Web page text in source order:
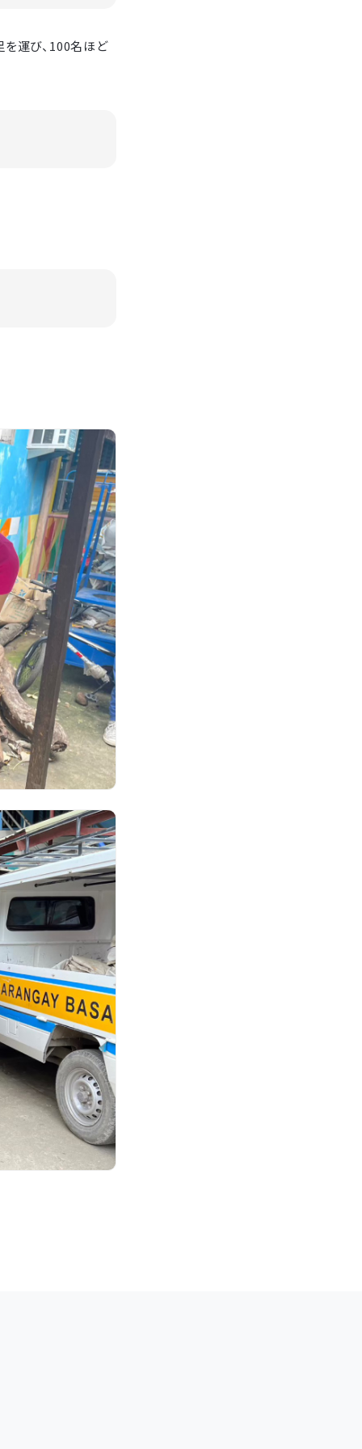
を運び、100名ほど